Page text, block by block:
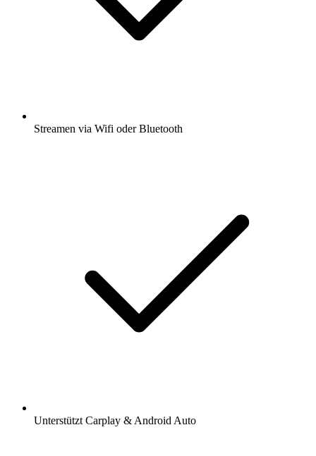
Streamen via Wifi oder Bluetooth
Unterstützt Carplay & Android Auto